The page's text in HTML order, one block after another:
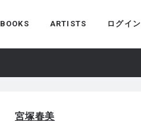
BOOKS ARTISTS ログイン
宮塚春美